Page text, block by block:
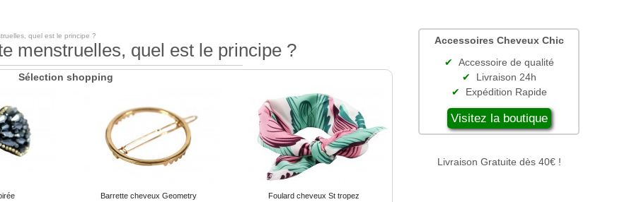
quel est le principe ?
menstruelles, quel est le principe ?
Sélection shopping
Barrette cheveux Geometry
Foulard cheveux St tropez
Accessoires Cheveux Chic
Accessoire de qualité
Livraison 24h
Expédition Rapide
Visitez la boutique
Livraison Gratuite dès 40€ !